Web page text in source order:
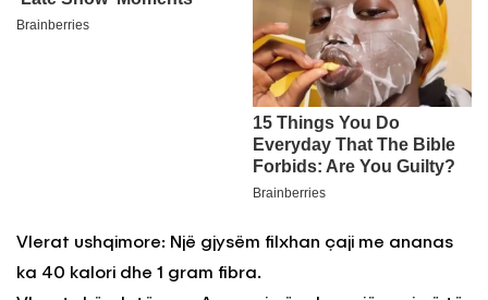
Vlerat ushqimore: Një gjysëm filxhan çaji me ananas
ka 40 kalori dhe 1 gram fibra.